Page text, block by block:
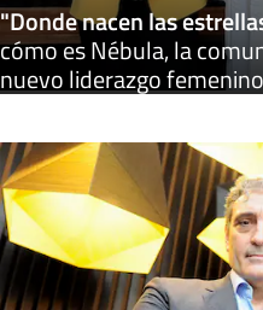
"Donde nacen las
cómo es Nébula, la
nuevo liderazgo femenino